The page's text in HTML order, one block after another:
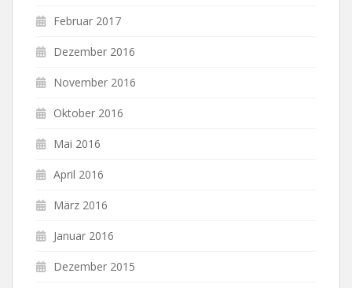
Februar 2017
Dezember 2016
November 2016
Oktober 2016
Mai 2016
April 2016
März 2016
Januar 2016
Dezember 2015